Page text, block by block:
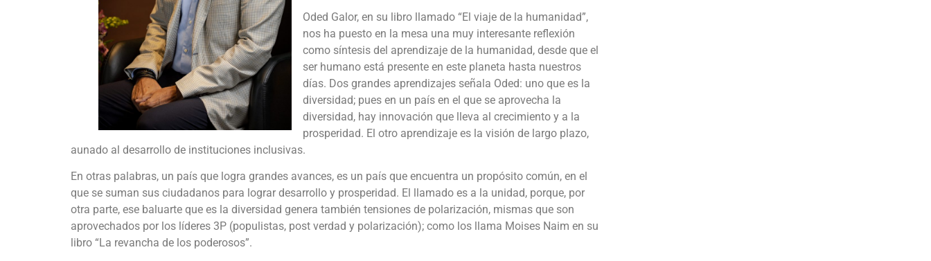
Oded Galor, en su libro llamado “El viaje de la humanidad”,
nos ha puesto en la mesa una muy interesante reflexión
como síntesis del aprendizaje de la humanidad, desde que el
ser humano está presente en este planeta hasta nuestros
días. Dos grandes aprendizajes señala Oded: uno que es la
diversidad; pues en un país en el que se aprovecha la
diversidad, hay innovación que lleva al crecimiento y a la
prosperidad. El otro aprendizaje es la visión de largo plazo,
aunado al desarrollo de instituciones inclusivas.
En otras palabras, un país que logra grandes avances, es un país que encuentra un propósito común, en el
que se suman sus ciudadanos para lograr desarrollo y prosperidad. El llamado es a la unidad, porque, por
otra parte, ese baluarte que es la diversidad genera también tensiones de polarización, mismas que son
aprovechados por los líderes 3P (populistas, post verdad y polarización); como los llama Moises Naim en su
libro “La revancha de los poderosos”.